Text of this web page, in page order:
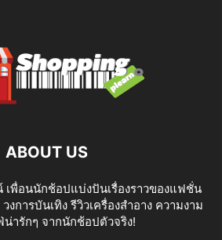
ABOUT US
พื่อนนักช้อปแบ่งปันเรื่องราวของแฟชั่น
การบันเทิง รีวิวเครื่องสำอาง ความงาม
น่ารักๆ จากนักช้อปตัวจริง!